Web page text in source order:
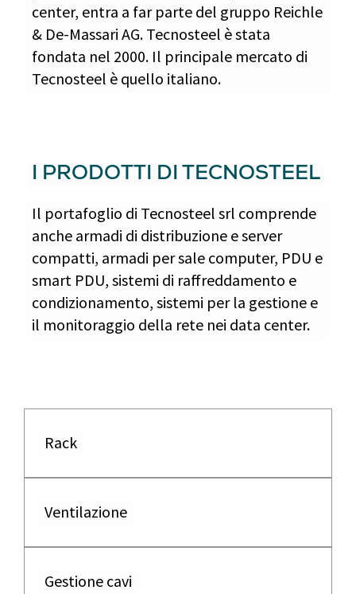
center, entra a far parte del gruppo Reichle
& De-Massari AG. Tecnosteel è stata
fondata nel 2000. Il principale mercato di
Tecnosteel è quello italiano.
I PRODOTTI DI TECNOSTEEL
Il portafoglio di Tecnosteel srl comprende
anche armadi di distribuzione e server
compatti, armadi per sale computer, PDU e
smart PDU, sistemi di raffreddamento e
condizionamento, sistemi per la gestione e
il monitoraggio della rete nei data center.
Rack
Ventilazione
Gestione cavi